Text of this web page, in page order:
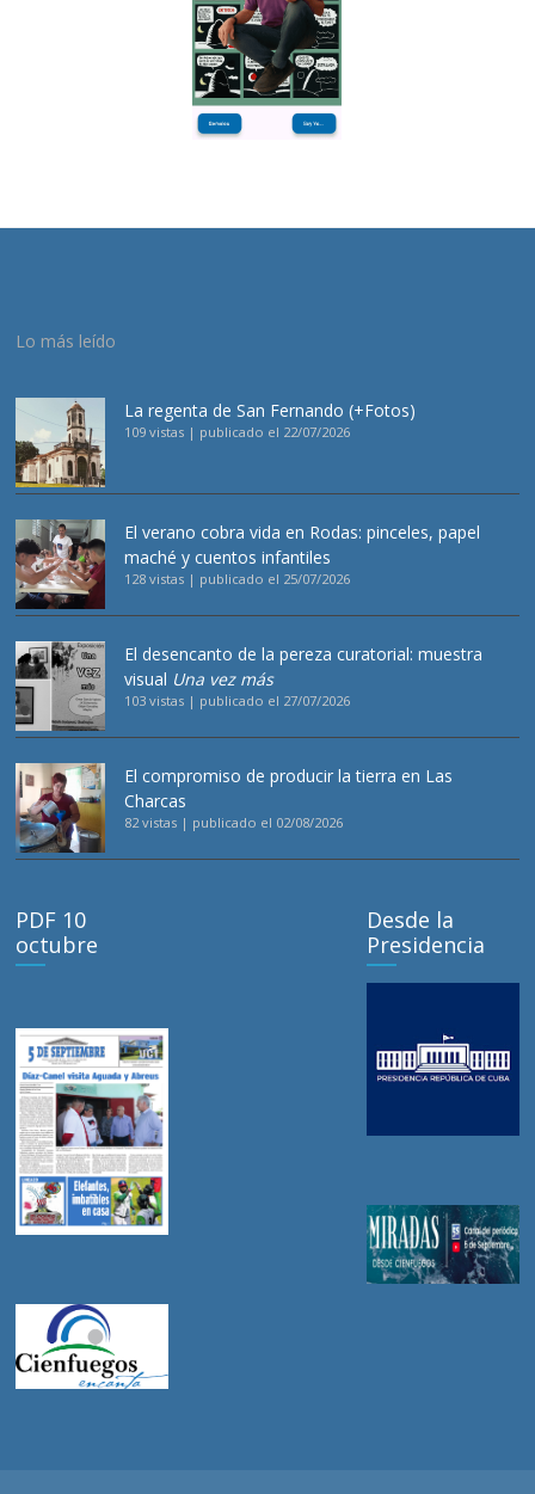
Lo más leído
La regenta de San Fernando (+Fotos)
109 vistas | publicado el 22/07/2026
El verano cobra vida en Rodas: pinceles, papel
maché y cuentos infantiles
128 vistas | publicado el 25/07/2026
El desencanto de la pereza curatorial: muestra
visual Una vez más
103 vistas | publicado el 27/07/2026
El compromiso de producir la tierra en Las
Charcas
82 vistas | publicado el 02/08/2026
PDF 10
octubre
Desde la
Presidencia